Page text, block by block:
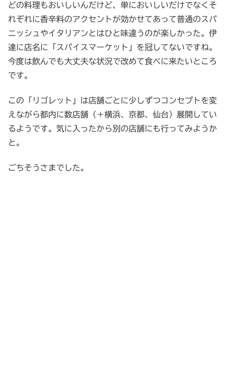
どの料理もおいしいんだけど、単においしいだけでなくそ
れぞれに香辛料のアクセントが効かせてあって普通のスパ
ニッシュやイタリアンとはひと味違うのが楽しかった。伊
達に店名に「スパイスマーケット」を冠してないですね。
今度は飲んでも大丈夫な状況で改めて食べに来たいところ
です。
この「リゴレット」は店舗ごとに少しずつコンセプトを変
えながら都内に数店舗（＋横浜、京都、仙台）展開してい
るようです。気に入ったから別の店舗にも行ってみようか
と。
ごちそうさまでした。